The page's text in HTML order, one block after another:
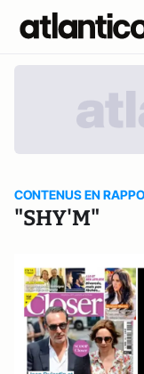
CONTENUS EN
"SHY'M"